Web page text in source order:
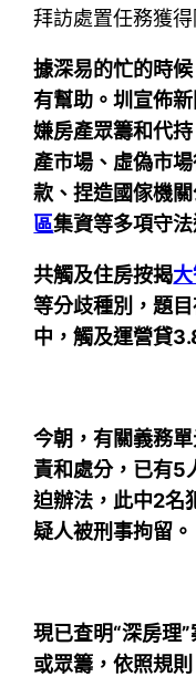
拜訪處置任務獲得
據深易的忙的時
有幫助。圳宣佈
嫌房產眾籌和代
產市場、虛偽市
款、捏造國傢機
區集資等多項守法
共觸及住房按揭
等分歧種別，題
中，觸及運營貸
今朝，有關義務
責和處分， 已有5
迫辦法，此中2名
疑人被刑事拘留。
現已查明“深房理
或眾籌，依照規